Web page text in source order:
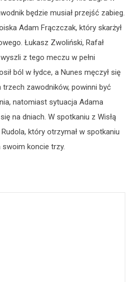
będzie musiał przejść zabieg.
Adam Frączczak, który skarżył
Łukasz Zwoliński, Rafał
z tego meczu w pełni
ból w łydce, a Nunes męczył się
zawodników, powinni być
natomiast sytuacja Adama
na dniach. W spotkaniu z Wisłą
który otrzymał w spotkaniu
swoim koncie trzy.